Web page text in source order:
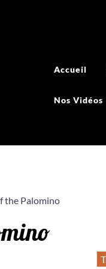
Accueil
Nos Vidéos
the Palomino